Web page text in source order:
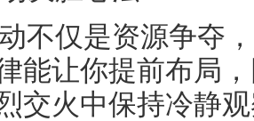
不仅是资源争夺
能让你提前布局
交火中保持冷静